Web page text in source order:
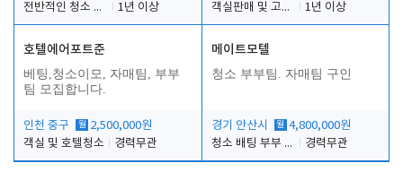
전반적인 청소 업무(객실청소.객실정리)
1년 이상
객실판매 및 고객응대
1년 이상
호텔에어포트준
베팅,청소이모, 자매팀, 부부
팀 모집합니다.
인천 중구 월 2,500,000원
객실 및 호텔청소
경력무관
메이트모텔
청소 부부팀. 자매팀 구인
경기 안산시 월 4,800,000원
청소 배팅 부부 구합니다
경력무관